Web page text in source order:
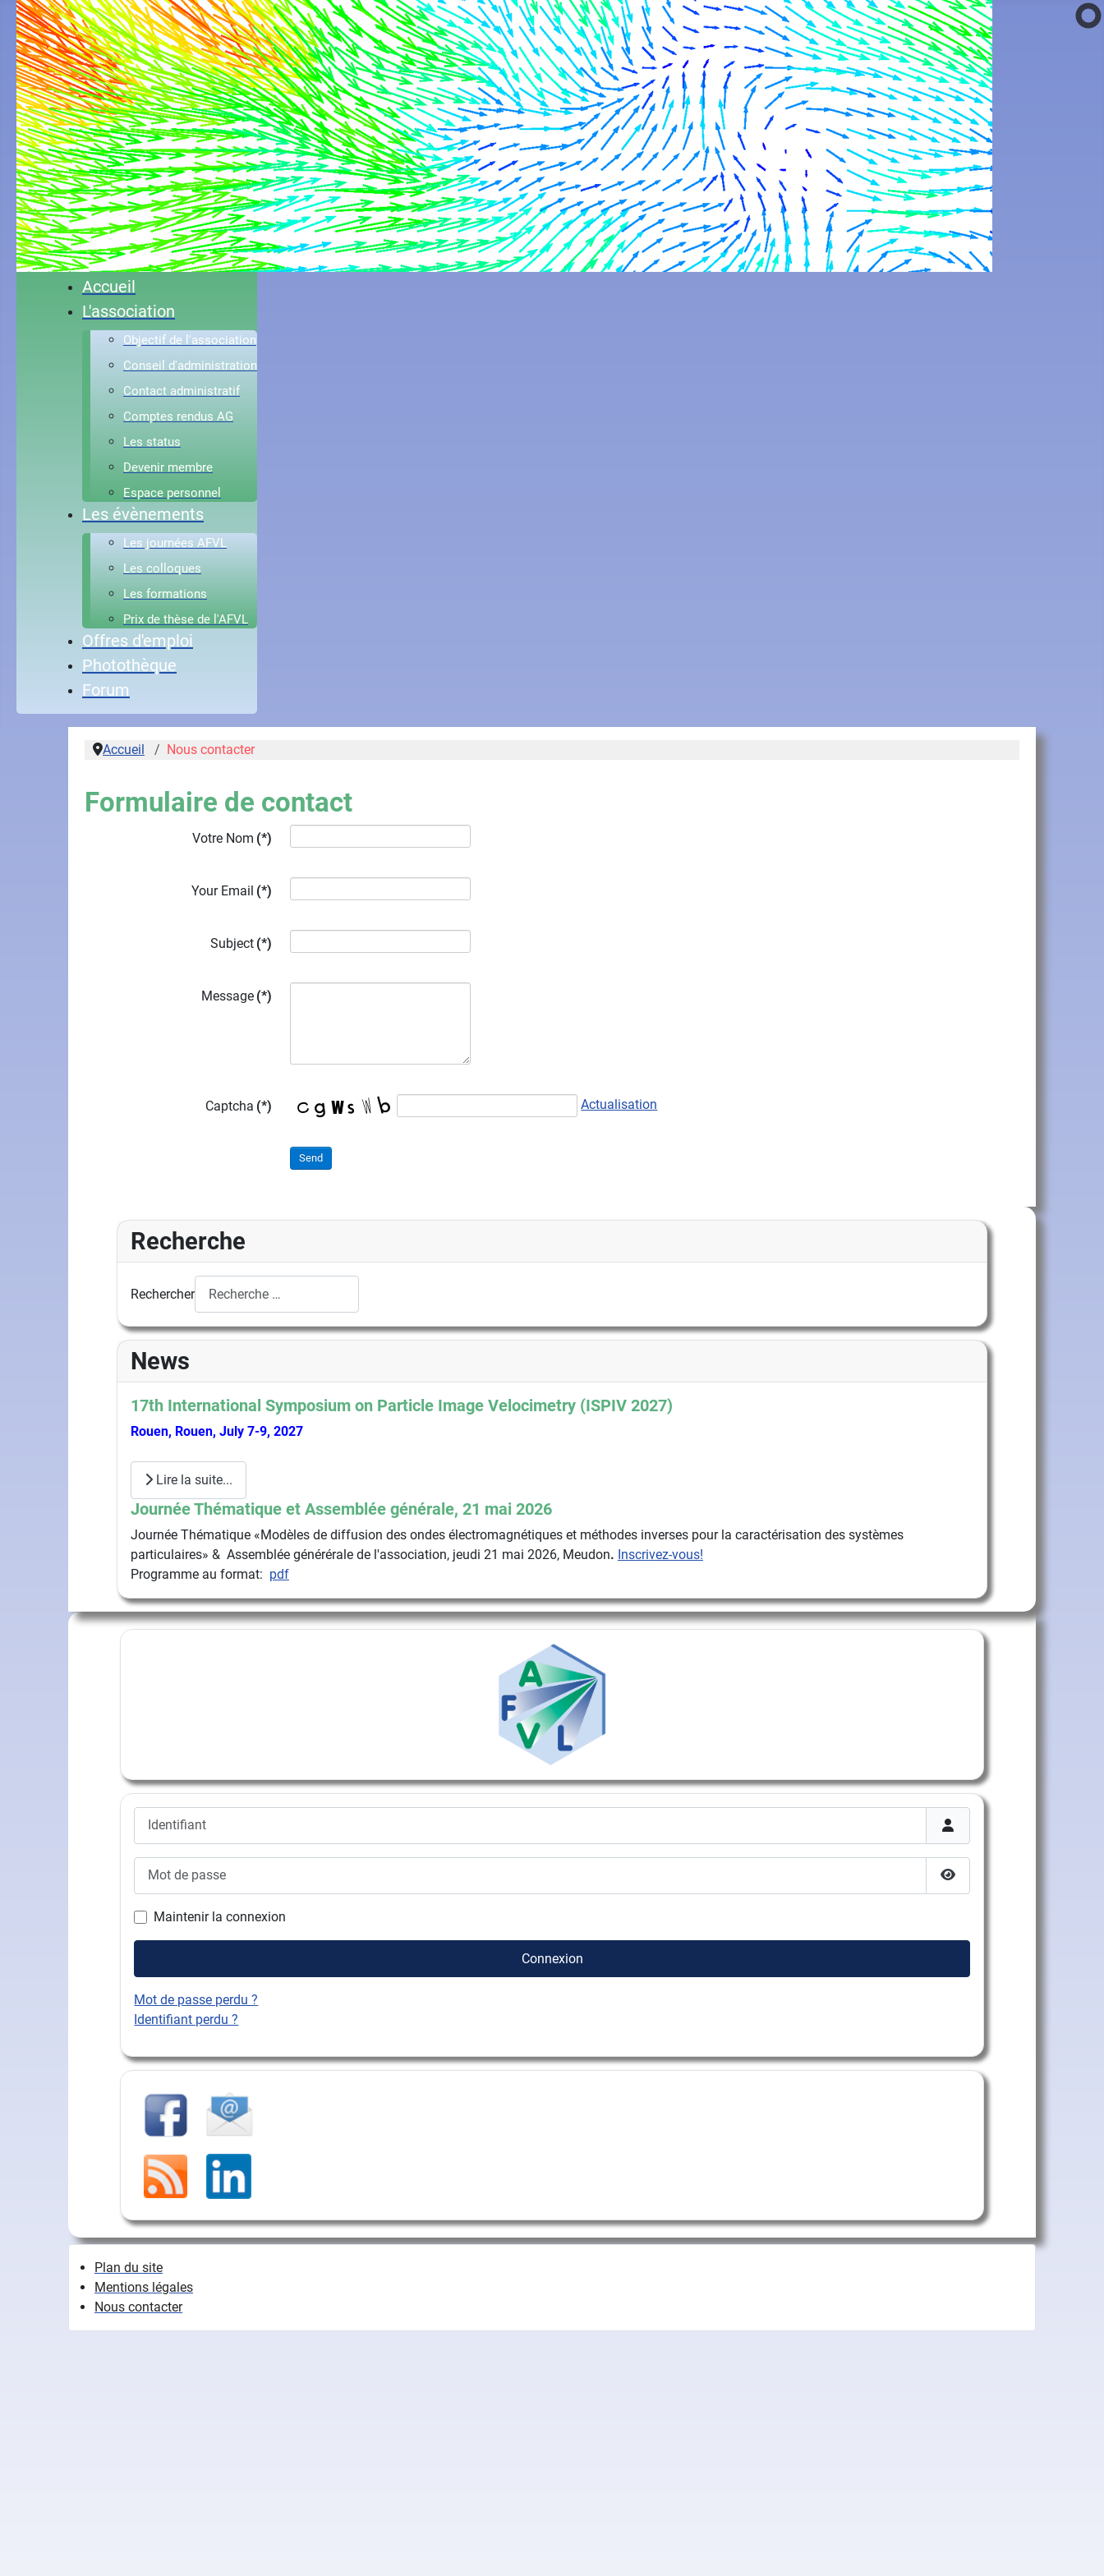
Accueil
L'association
Objectif de l'association
Conseil d'administration
Contact administratif
Comptes rendus AG
Les status
Devenir membre
Espace personnel
Les évènements
Les journées AFVL
Les colloques
Les formations
Prix de thèse de l'AFVL
Offres d'emploi
Photothèque
Forum
Afficher le mot de passe
Maintenir la connexion
Connexion
Mot de passe perdu ?
Identifiant perdu ?
Accueil Nous contacter
Formulaire de contact
Votre Nom (*)
Your Email (*)
Subject (*)
Message (*)
Captcha (*) Actualisation
Send
Recherche
Rechercher
News
17th International Symposium on Particle Image Velocimetry (ISPIV 2027)
Rouen, Rouen, July 7-9, 2027
Lire la suite...
Journée Thématique et Assemblée générale, 21 mai 2026
Journée Thématique «Modèles de diffusion des ondes électromagnétiques et méthodes inverses pour la caractérisation des systèmes
particulaires» & Assemblée générérale de l'association, jeudi 21 mai 2026, Meudon. Inscrivez-vous!
Programme au format: pdf
Plan du site
Mentions légales
Nous contacter